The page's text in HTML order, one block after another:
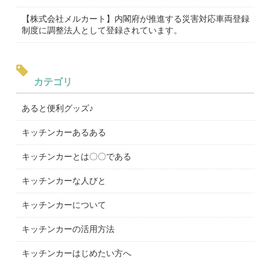
【株式会社メルカート】内閣府が推進する災害対応車両登録
制度に調整法人として登録されています。
カテゴリ
あると便利グッズ♪
キッチンカーあるある
キッチンカーとは〇〇である
キッチンカーな人びと
キッチンカーについて
キッチンカーの活用方法
キッチンカーはじめたい方へ